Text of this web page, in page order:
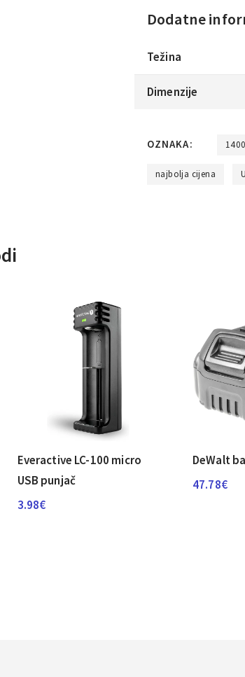
Dodatne
Težina
Dimenzije
OZNAKA:
najbolja cijena
Everactive LC-100 micro
USB punjač
3.98€
DeWalt
47.78€